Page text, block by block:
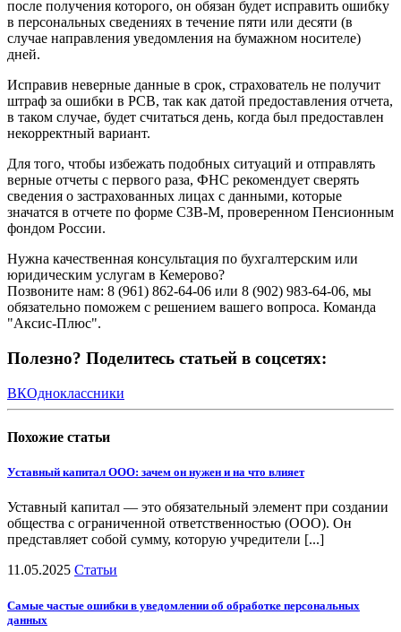
после получения которого, он обязан будет исправить ошибку
в персональных сведениях в течение пяти или десяти (в
случае направления уведомления на бумажном носителе)
дней.
Исправив неверные данные в срок, страхователь не получит
штраф за ошибки в РСВ, так как датой предоставления отчета,
в таком случае, будет считаться день, когда был предоставлен
некорректный вариант.
Для того, чтобы избежать подобных ситуаций и отправлять
верные отчеты с первого раза, ФНС рекомендует сверять
сведения о застрахованных лицах с данными, которые
значатся в отчете по форме СЗВ-М, проверенном Пенсионным
фондом России.
Нужна качественная консультация по бухгалтерским или
юридическим услугам в Кемерово?
Позвоните нам: 8 (961) 862-64-06 или 8 (902) 983-64-06, мы
обязательно поможем с решением вашего вопроса. Команда
"Аксис-Плюс".
Полезно? Поделитесь статьей в соцсетях:
ВКОдноклассники
Похожие статьи
Уставный капитал ООО: зачем он нужен и на что влияет
Уставный капитал — это обязательный элемент при создании
общества с ограниченной ответственностью (ООО). Он
представляет собой сумму, которую учредители [...]
11.05.2025 Статьи
Самые частые ошибки в уведомлении об обработке персональных
данных